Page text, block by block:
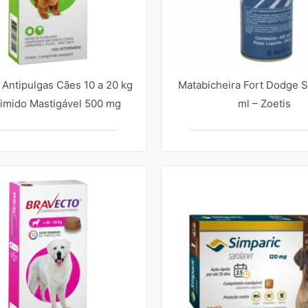
Cães 10 a 20 kg
Mastigável 500 mg
Matabicheira Fort Dodge
ml – Zoetis